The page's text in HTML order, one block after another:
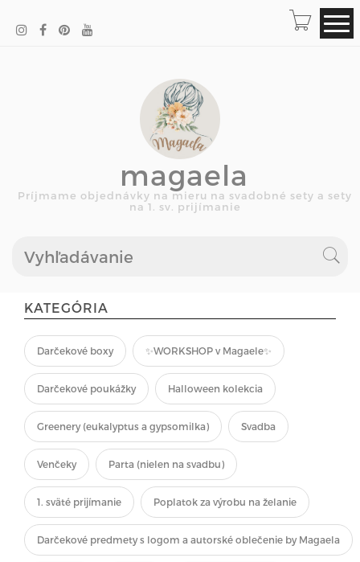
magaela
Príjmame objednávky na mieru na svadobné sety a sety
na 1. sv. prijímanie
KATEGÓRIA
Darčekové boxy ✨WORKSHOP v Magaele✨
Darčekové poukážky Halloween kolekcia
Greenery (eukalyptus a gypsomilka) Svadba
Venčeky Parta (nielen na svadbu)
1. sväté prijímanie Poplatok za výrobu na želanie
Darčekové predmety s logom a autorské oblečenie by Magaela